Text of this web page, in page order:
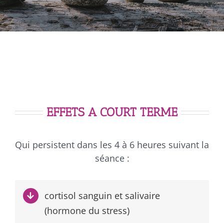
EFFETS A COURT TERME
Qui persistent dans les 4 à 6 heures suivant la
séance :
cortisol sanguin et salivaire
(hormone du stress)